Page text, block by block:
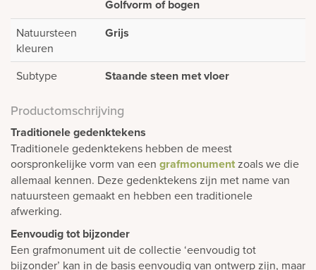
Golfvorm of bogen
Natuursteen
kleuren
Grijs
Subtype Staande steen met vloer
Productomschrijving
Traditionele gedenktekens
Traditionele gedenktekens hebben de meest
oorspronkelijke vorm van een grafmonumentzoals we die
allemaal kennen. Deze gedenktekens zijn met name van
natuursteen gemaakt en hebben een traditionele
afwerking.
Eenvoudig tot bijzonder
Een grafmonument uit de collectie ‘eenvoudig tot
bijzonder’ kan in de basis eenvoudig van ontwerp zijn, maar